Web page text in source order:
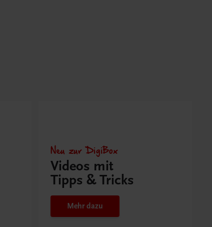
Neu zur DigiBox
Videos mit
Tipps & Tricks
Mehr dazu